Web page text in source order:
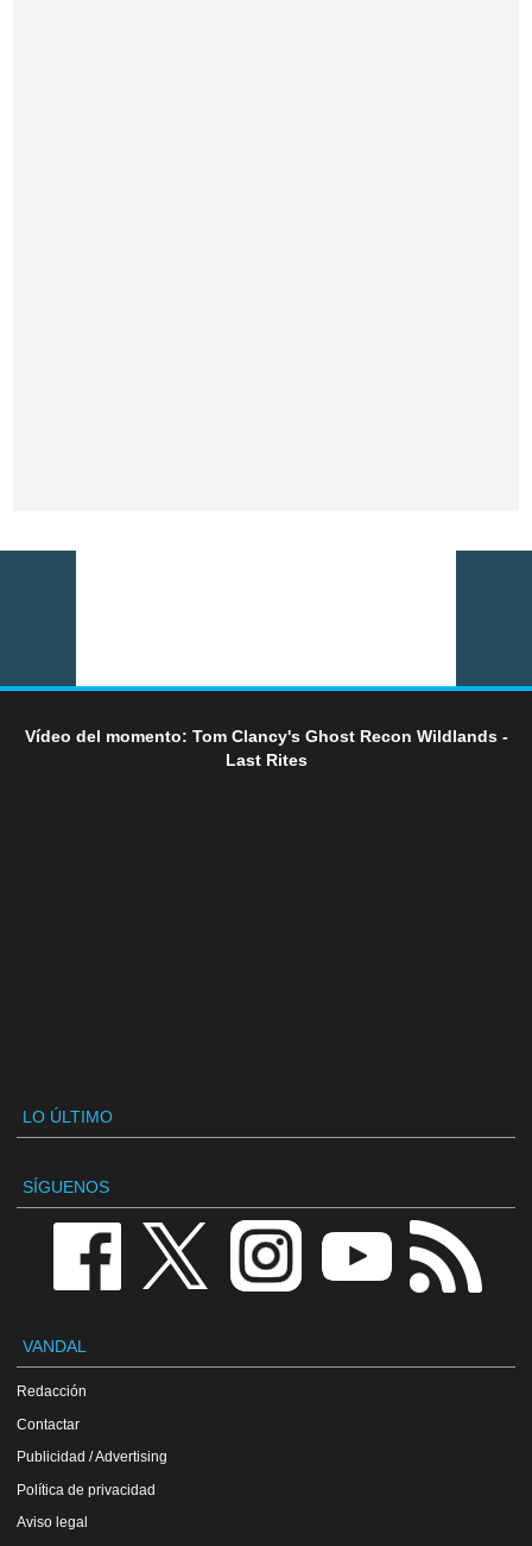
Vídeo del momento: Tom Clancy's Ghost Recon Wildlands -
Last Rites
LO ÚLTIMO
SÍGUENOS
VANDAL
Redacción
Contactar
Publicidad / Advertising
Política de privacidad
Aviso legal